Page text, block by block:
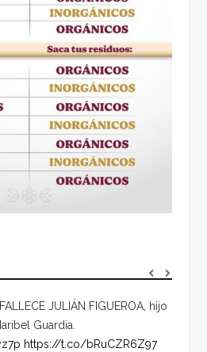
JULIÁN FIGUEROA, hijo
Guardia.
https://t.co/bRuCZR6Z97